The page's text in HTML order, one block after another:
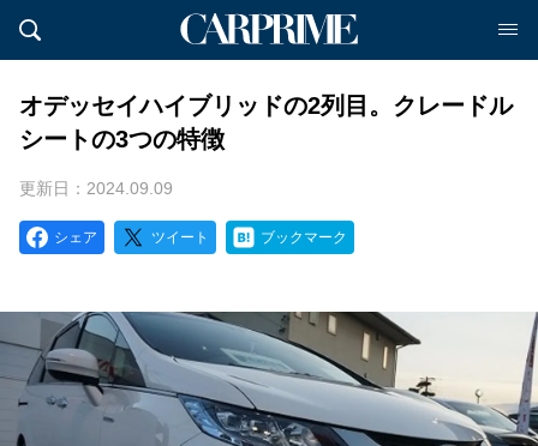
オデッセイハイブリッドの2列目。クレードル
シートの3つの特徴
更新日：2024.09.09
シェア ツイート ブックマーク